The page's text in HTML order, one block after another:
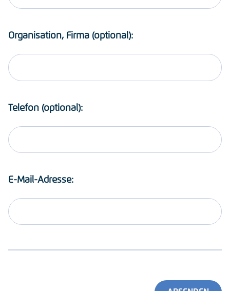
Organisation, Firma (optional):
Telefon (optional):
E-Mail-Adresse: